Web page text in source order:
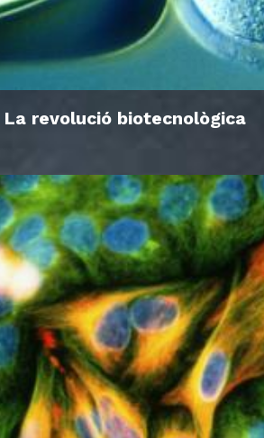
La revolució biotecnològica